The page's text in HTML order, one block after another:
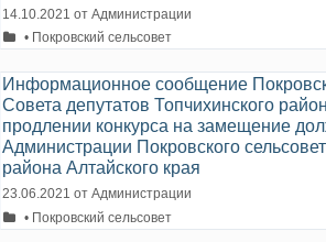
14.10.2021 от Администрации
Рубрики
• Покровский сельсовет
Информационное сообщение
Совета депутатов Топчихинского
продлении конкурса на замещение
Администрации Покровского
района Алтайского края
23.06.2021 от Администрации
Рубрики
• Покровский сельсовет